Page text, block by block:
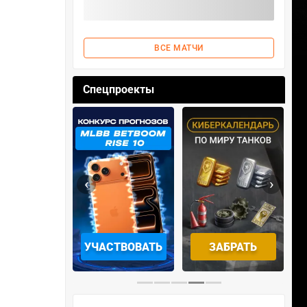
ВСЕ МАТЧИ
Спецпроекты
УЧАСТВОВАТЬ ЗАБРАТЬ
‹ ›